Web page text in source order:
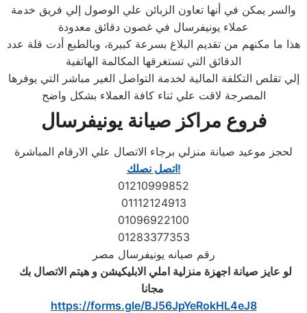
والسر يمكن في أنها تعاون الزبائن علي الوصول إلي فريق خدمة
عملاء يونيفرسال في غصون دقائق معدودة
هذا ما مكنهم من تقديم البلاغ بسرعة كبيرة، وبالطبع أدت قلة عدد
الدقائق التي تستغرقها المكالمة الهاتفية
إلي تقلص التكلفة المالية لخدمة التواصل الغير مباشر التي يوفرها
المصرجة لاقت علي ثناء كافة العملاء بشكل واضح
فروع مراكز صيانة يونيفرسال
لحجز موعيد صيانة منزلي برجاء الاتصال علي الارقام المباشرة
اتصل نصلك!
01210999852
01112124913
01096922100
01283377353
رقم صيانه يونيفرسال مصر
لو عايز صيانة اجهزة منزلية املي الابليكيشن و هيتم الاتصال بك
مجانا
https://forms.gle/BJ56JpYeRokHL4eJ8